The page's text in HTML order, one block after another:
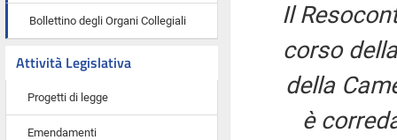
Bollettino degli Organi Collegiali
Attività Legislativa
Progetti di legge
Emendamenti
Il
corso
della
è